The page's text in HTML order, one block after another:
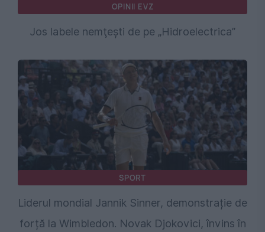
OPINII EVZ
Jos labele nemţeşti de pe „Hidroelectrica”
SPORT
Liderul mondial Jannik Sinner, demonstrație de
forță la Wimbledon. Novak Djokovici, învins în